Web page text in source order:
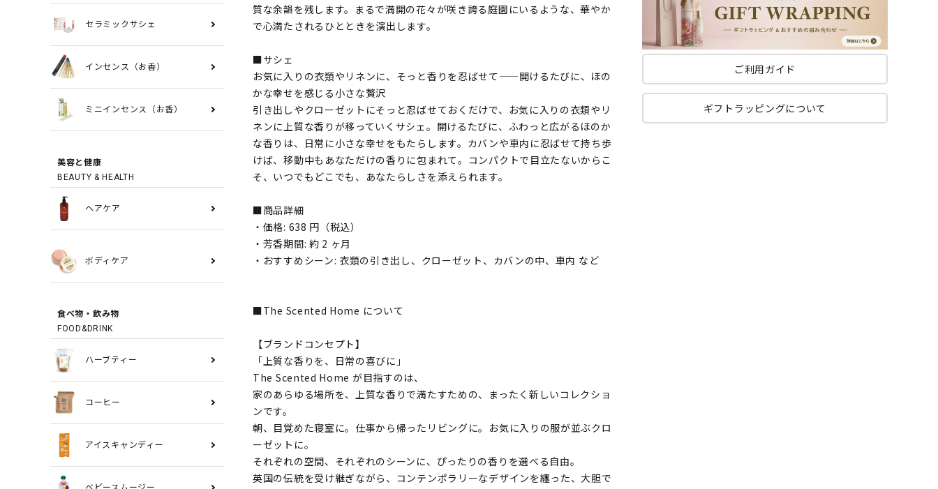
セラミックサシェ
インセンス（お香）
ミニインセンス（お香）
美容と健康
BEAUTY & HEALTH
ヘアケア
ボディケア
食べ物・飲み物
FOOD&DRINK
ハーブティー
コーヒー
アイスキャンディー
質な余韻を残します。まるで満開の花々が咲き誇る庭園にいるような、華やか
で心満たされるひとときを演出します。
■サシェ
お気に入りの衣類やリネンに、そっと香りを忍ばせて——開けるたびに、ほの
かな幸せを感じる小さな贅沢
引き出しやクローゼットにそっと忍ばせておくだけで、お気に入りの衣類やリ
ネンに上質な香りが移っていくサシェ。開けるたびに、ふわっと広がるほのか
な香りは、日常に小さな幸せをもたらします。カバンや車内に忍ばせて持ち歩
けば、移動中もあなただけの香りに包まれて。コンパクトで目立たないからこ
そ、いつでもどこでも、あなたらしさを添えられます。
■商品詳細
・価格: 638 円（税込）
・芳香期間: 約 2 ヶ月
・おすすめシーン: 衣類の引き出し、クローゼット、カバンの中、車内 など
■The Scented Home について
【ブランドコンセプト】
「上質な香りを、日常の喜びに」
The Scented Home が目指すのは、
家のあらゆる場所を、上質な香りで満たすための、まったく新しいコレクショ
ンです。
朝、目覚めた寝室に。仕事から帰ったリビングに。お気に入りの服が並ぶクロ
ーゼットに。
それぞれの空間、それぞれのシーンに、ぴったりの香りを選べる自由。
英国の伝統を受け継ぎながら、コンテンポラリーなデザインを纏った、大胆で
ご利用ガイド
ギフトラッピングについて